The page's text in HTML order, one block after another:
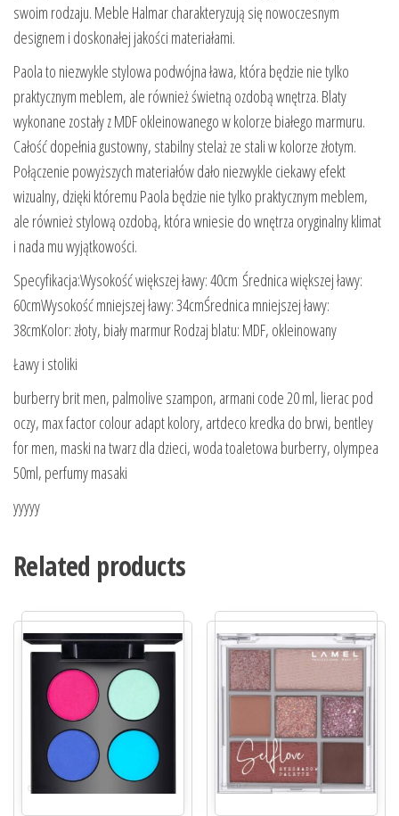
swoim rodzaju. Meble Halmar charakteryzują się nowoczesnym
designem i doskonałej jakości materiałami.
Paola to niezwykle stylowa podwójna ława, która będzie nie tylko
praktycznym meblem, ale również świetną ozdobą wnętrza. Blaty
wykonane zostały z MDF okleinowanego w kolorze białego marmuru.
Całość dopełnia gustowny, stabilny stelaż ze stali w kolorze złotym.
Połączenie powyższych materiałów dało niezwykle ciekawy efekt
wizualny, dzięki któremu Paola będzie nie tylko praktycznym meblem,
ale również stylową ozdobą, która wniesie do wnętrza oryginalny klimat
i nada mu wyjątkowości.
Specyfikacja:Wysokość większej ławy: 40cm Średnica większej ławy:
60cmWysokość mniejszej ławy: 34cmŚrednica mniejszej ławy:
38cmKolor: złoty, biały marmur Rodzaj blatu: MDF, okleinowany
Ławy i stoliki
burberry brit men, palmolive szampon, armani code 20 ml, lierac pod
oczy, max factor colour adapt kolory, artdeco kredka do brwi, bentley
for men, maski na twarz dla dzieci, woda toaletowa burberry, olympea
50ml, perfumy masaki
yyyyy
Related products